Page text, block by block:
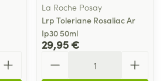
La Roche Posay
Lrp Toleriane Rosaliac Ar
Ip30 50ml
29,95 €